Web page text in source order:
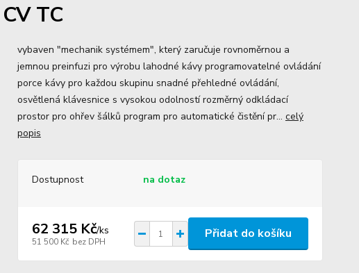
TC
vybaven "mechanik systémem", který zaručuje rovnoměrnou a
jemnou preinfuzi pro výrobu lahodné kávy programovatelné ovládání
porce kávy pro každou skupinu snadné přehledné ovládání,
osvětlená klávesnice s vysokou odolností rozměrný odkládací
prostor pro ohřev šálků program pro automatické čistění pr... celý
popis
Dostupnost na dotaz
62 315 Kč/ks
51 500 Kč bez DPH
Přidat do košíku